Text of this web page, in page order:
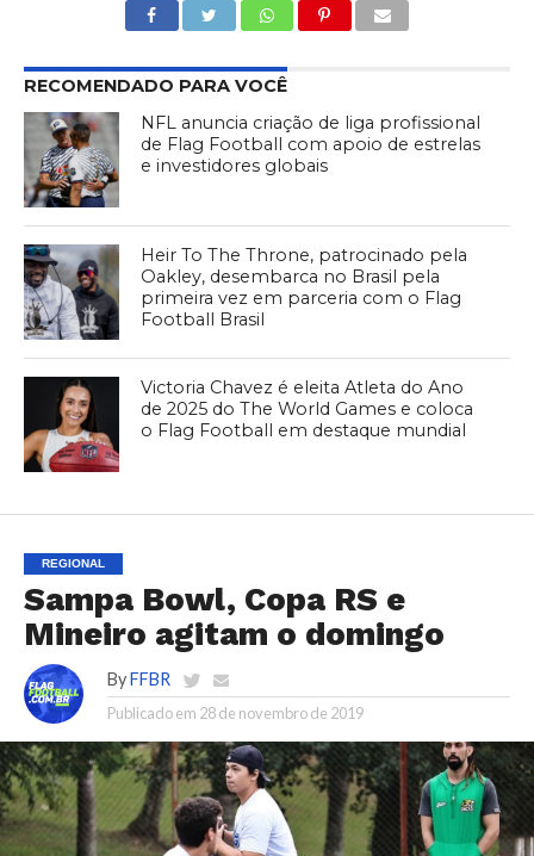
RECOMENDADO PARA VOCÊ
NFL anuncia criação de liga profissional
de Flag Football com apoio de estrelas
e investidores globais
Heir To The Throne, patrocinado pela
Oakley, desembarca no Brasil pela
primeira vez em parceria com o Flag
Football Brasil
Victoria Chavez é eleita Atleta do Ano
de 2025 do The World Games e coloca
o Flag Football em destaque mundial
REGIONAL
Sampa Bowl, Copa RS e
Mineiro agitam o domingo
By FFBR
Publicado em 28 de novembro de 2019